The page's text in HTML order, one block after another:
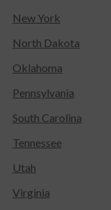
New York
North Dakota
Oklahoma
Pennsylvania
South Carolina
Tennessee
Utah
Virginia